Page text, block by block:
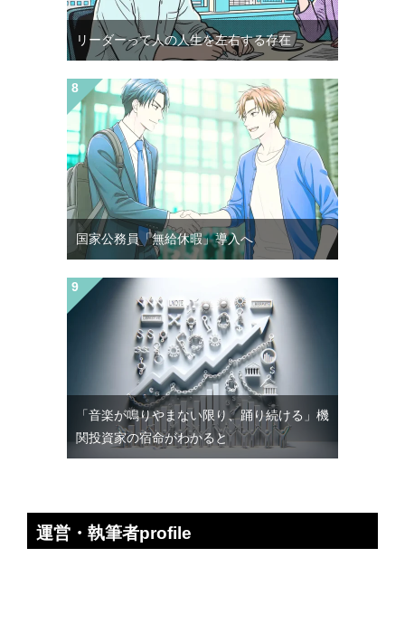
リーダーって人の人生を左右する存在
国家公務員「無給休暇」導入へ
「音楽が鳴りやまない限り、踊り続ける」機
関投資家の宿命がわかると
運営・執筆者profile